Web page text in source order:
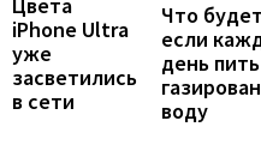
iPhone Ultra
уже
засветились
в сети
Что
если
день пить
воду